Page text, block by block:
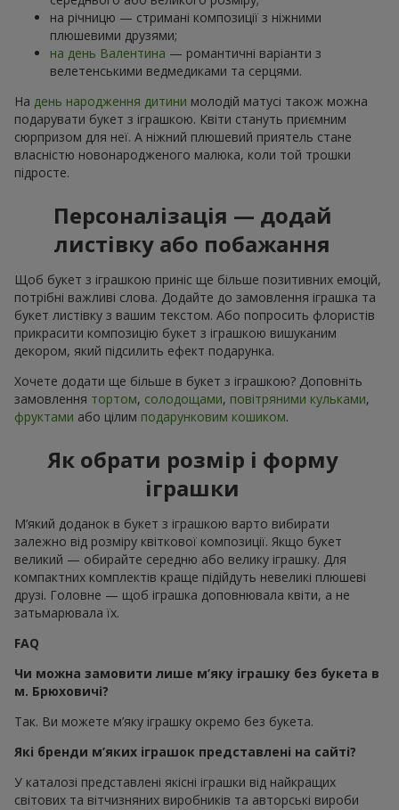
на річницю — стримані композиції з ніжними
плюшевими друзями;
на день Валентина — романтичні варіанти з
велетенськими ведмедиками та серцями.
На день народження дитини молодій матусі також можна
подарувати букет з іграшкою. Квіти стануть приємним
сюрпризом для неї. А ніжний плюшевий приятель стане
власністю новонародженого малюка, коли той трошки
підросте.
Персоналізація — додай
листівку або побажання
Щоб букет з іграшкою приніс ще більше позитивних емоцій,
потрібні важливі слова. Додайте до замовлення іграшка та
букет листівку з вашим текстом. Або попросить флористів
прикрасити композицію букет з іграшкою вишуканим
декором, який підсилить ефект подарунка.
Хочете додати ще більше в букет з іграшкою? Доповніть
замовлення тортом, солодощами, повітряними кульками,
фруктами або цілим подарунковим кошиком.
Як обрати розмір і форму
іграшки
М’який доданок в букет з іграшкою варто вибирати
залежно від розміру квіткової композиції. Якщо букет
великий — обирайте середню або велику іграшку. Для
компактних комплектів краще підійдуть невеликі плюшеві
друзі. Головне — щоб іграшка доповнювала квіти, а не
затьмарювала їх.
FAQ
Чи можна замовити лише м’яку іграшку без букета в
м. Брюховичі?
Так. Ви можете м’яку іграшку окремо без букета.
Які бренди м’яких іграшок представлені на сайті?
У каталозі представлені якісні іграшки від найкращих
світових та вітчизняних виробників та авторські вироби